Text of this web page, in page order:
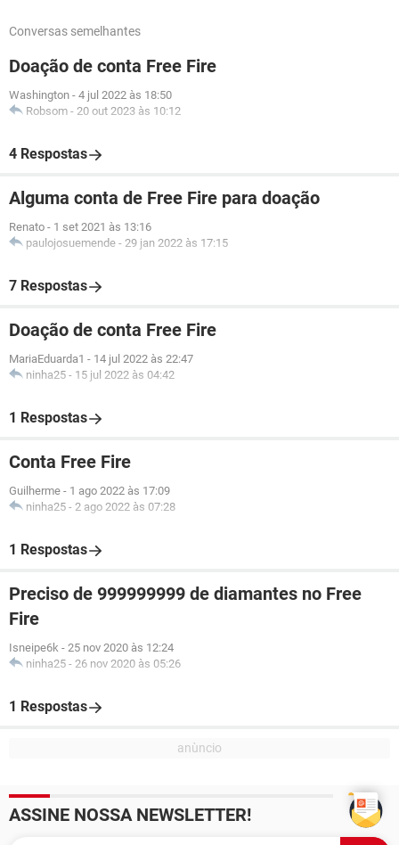
Conversas semelhantes
Doação de conta Free Fire
Washington - 4 jul 2022 às 18:50
Robsom - 20 out 2023 às 10:12
4 Respostas
Alguma conta de Free Fire para doação
Renato - 1 set 2021 às 13:16
paulojosuemende - 29 jan 2022 às 17:15
7 Respostas
Doação de conta Free Fire
MariaEduarda1 - 14 jul 2022 às 22:47
ninha25 - 15 jul 2022 às 04:42
1 Respostas
Conta Free Fire
Guilherme - 1 ago 2022 às 17:09
ninha25 - 2 ago 2022 às 07:28
1 Respostas
Preciso de 999999999 de diamantes no Free
Fire
Isneipe6k - 25 nov 2020 às 12:24
ninha25 - 26 nov 2020 às 05:26
1 Respostas
ASSINE NOSSA NEWSLETTER!